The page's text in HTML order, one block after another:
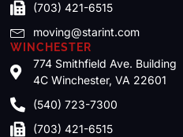
(703) 421-6515
moving@starint.com
WINCHESTER
774 Smithfield Ave. Building
4C Winchester, VA 22601
(540) 723-7300
(703) 421-6515